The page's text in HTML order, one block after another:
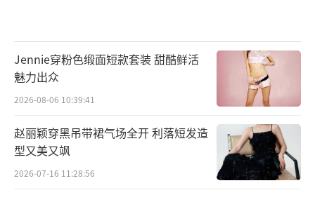
Jennie穿粉色缎面短款套装 甜酷鲜活
魅力出众
2026-08-06 10:39:41
赵丽颖穿黑吊带裙气场全开 利落短发造
型又美又飒
2026-07-16 11:28:56